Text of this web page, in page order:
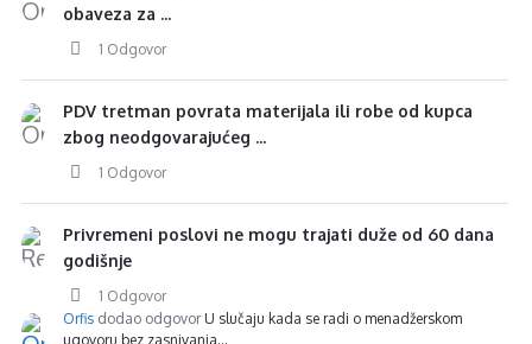
obaveza za ...
1 Odgovor
PDV tretman povrata materijala ili robe od kupca
zbog neodgovarajućeg ...
1 Odgovor
Privremeni poslovi ne mogu trajati duže od 60 dana
godišnje
1 Odgovor
Orfis dodao odgovor U slučaju kada se radi o menadžerskom
ugovoru bez zasnivanja…